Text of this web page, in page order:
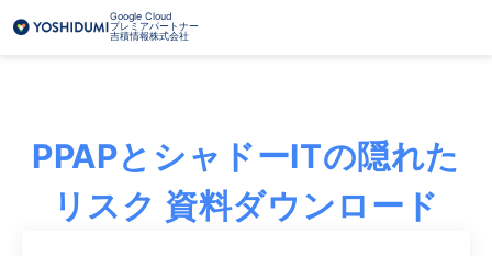
Google Cloud
プレミアパートナー
吉積情報株式会社
PPAPとシャドーITの隠れた
リスク 資料ダウンロード